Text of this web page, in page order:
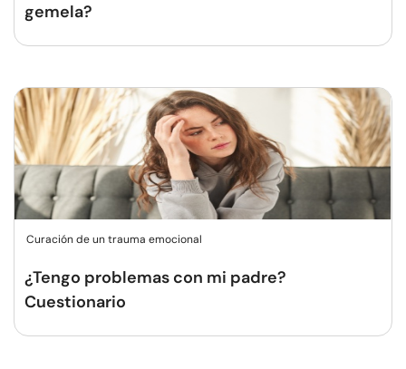
gemela?
Curación de un trauma emocional
¿Tengo problemas con mi padre?
Cuestionario